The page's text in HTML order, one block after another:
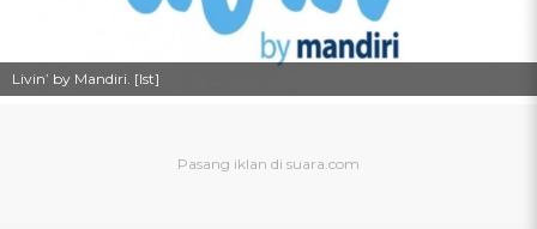
Livin’ by Mandiri. [Ist]